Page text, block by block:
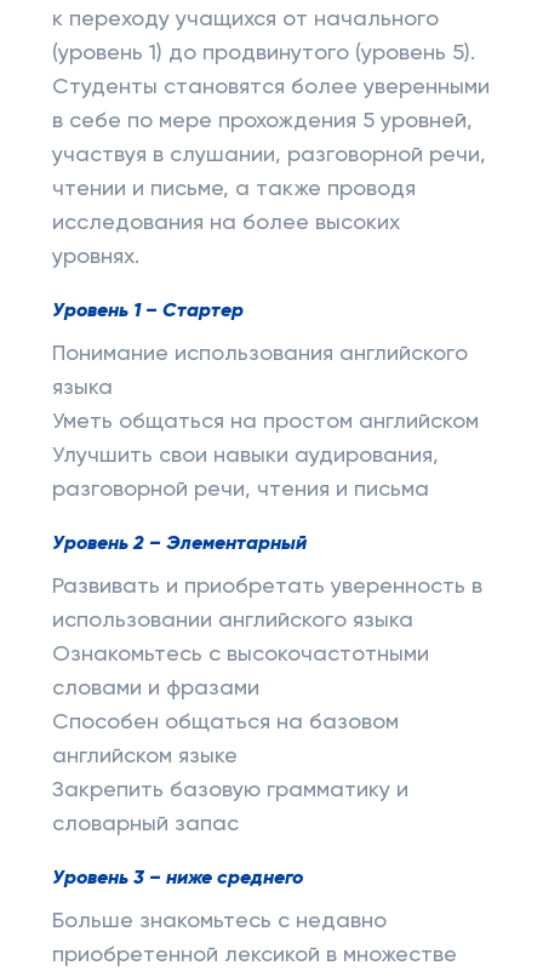
к переходу учащихся от начального
(уровень 1) до продвинутого (уровень 5).
Студенты становятся более уверенными
в себе по мере прохождения 5 уровней,
участвуя в слушании, разговорной речи,
чтении и письме, а также проводя
исследования на более высоких
уровнях.
Уровень 1 – Стартер
Понимание использования английского
языка
Уметь общаться на простом английском
Улучшить свои навыки аудирования,
разговорной речи, чтения и письма
Уровень 2 – Элементарный
Развивать и приобретать уверенность в
использовании английского языка
Ознакомьтесь с высокочастотными
словами и фразами
Способен общаться на базовом
английском языке
Закрепить базовую грамматику и
словарный запас
Уровень 3 – ниже среднего
Больше знакомьтесь с недавно
приобретенной лексикой в ​​​​множестве